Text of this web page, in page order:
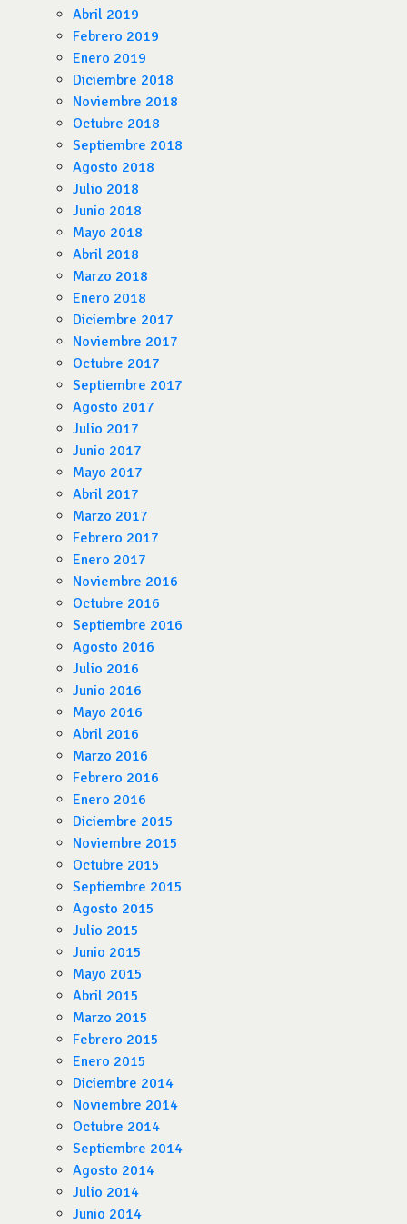
Abril 2019
Febrero 2019
Enero 2019
Diciembre 2018
Noviembre 2018
Octubre 2018
Septiembre 2018
Agosto 2018
Julio 2018
Junio 2018
Mayo 2018
Abril 2018
Marzo 2018
Enero 2018
Diciembre 2017
Noviembre 2017
Octubre 2017
Septiembre 2017
Agosto 2017
Julio 2017
Junio 2017
Mayo 2017
Abril 2017
Marzo 2017
Febrero 2017
Enero 2017
Noviembre 2016
Octubre 2016
Septiembre 2016
Agosto 2016
Julio 2016
Junio 2016
Mayo 2016
Abril 2016
Marzo 2016
Febrero 2016
Enero 2016
Diciembre 2015
Noviembre 2015
Octubre 2015
Septiembre 2015
Agosto 2015
Julio 2015
Junio 2015
Mayo 2015
Abril 2015
Marzo 2015
Febrero 2015
Enero 2015
Diciembre 2014
Noviembre 2014
Octubre 2014
Septiembre 2014
Agosto 2014
Julio 2014
Junio 2014